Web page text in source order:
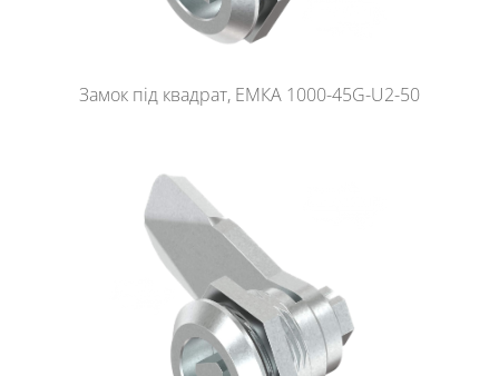
Замок під квадрат, ЕМКА 1000-45G-U2-50